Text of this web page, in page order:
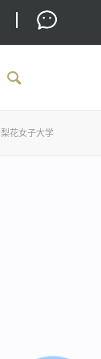
梨花女子大学